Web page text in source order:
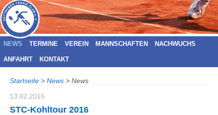
NEWS TERMINE VEREIN MANNSCHAFTEN NACHWUCHS
ANFAHRT KONTAKT
Startseite > News > News
13.02.2016
STC-Kohltour 2016